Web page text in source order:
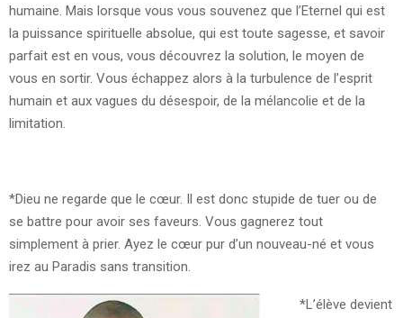
humaine. Mais lorsque vous vous souvenez que l’Eternel qui est
la puissance spirituelle absolue, qui est toute sagesse, et savoir
parfait est en vous, vous découvrez la solution, le moyen de
vous en sortir. Vous échappez alors à la turbulence de l’esprit
humain et aux vagues du désespoir, de la mélancolie et de la
limitation.
*Dieu ne regarde que le cœur. Il est donc stupide de tuer ou de
se battre pour avoir ses faveurs. Vous gagnerez tout
simplement à prier. Ayez le cœur pur d’un nouveau-né et vous
irez au Paradis sans transition.
*L’élève devient